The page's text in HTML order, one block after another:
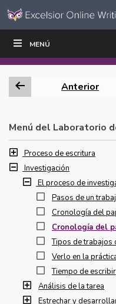
Ir al contenido
navegación
MENÚ
ESCRIBIR
Anterior
Menú del Laboratorio
Proceso de escritura
Investigación
El proceso de
Pasos de un
Cronología del
Cronología del
Tipos de trabajos
Verlo en la
Tiempo de escribir
Análisis de la tarea
Estrechar y